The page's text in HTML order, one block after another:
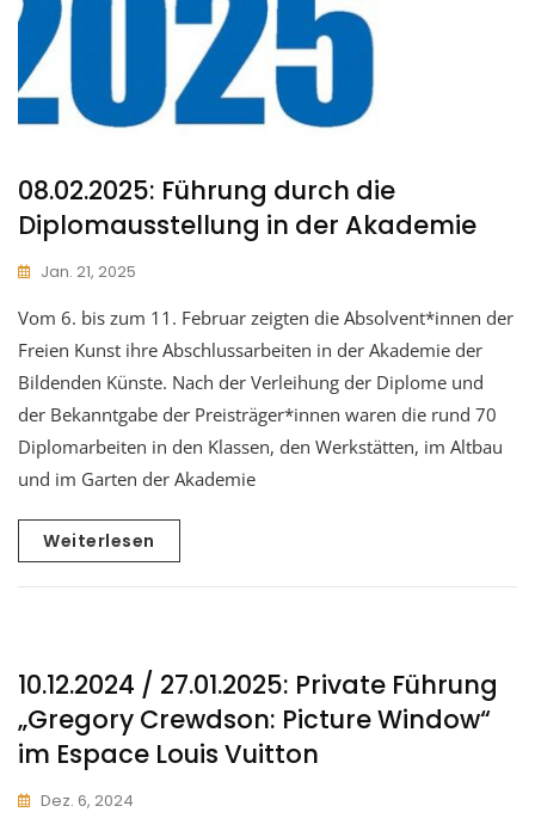
08.02.2025: Führung durch die
Diplomausstellung in der Akademie
Jan. 21, 2025
Vom 6. bis zum 11. Februar zeigten die Absolvent*innen der
Freien Kunst ihre Abschlussarbeiten in der Akademie der
Bildenden Künste. Nach der Verleihung der Diplome und
der Bekanntgabe der Preisträger*innen waren die rund 70
Diplomarbeiten in den Klassen, den Werkstätten, im Altbau
und im Garten der Akademie
Weiterlesen
10.12.2024 / 27.01.2025: Private Führung
„Gregory Crewdson: Picture Window“
im Espace Louis Vuitton
Dez. 6, 2024